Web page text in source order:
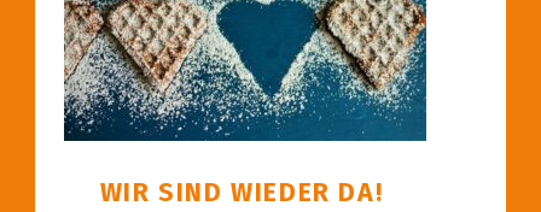
WIR SIND WIEDER DA!